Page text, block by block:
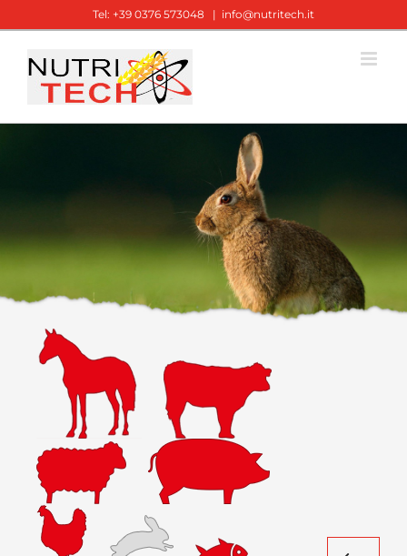
al
contenuto
Tel: +39 0376 573048 | info@nutritech.it